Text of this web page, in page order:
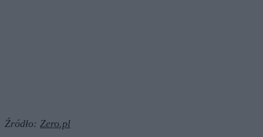
Źródło: Zero.pl